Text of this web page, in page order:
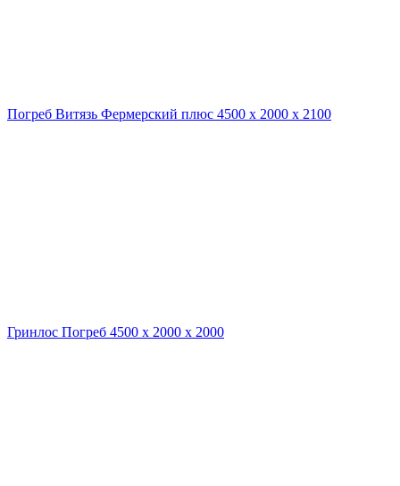
Погреб Витязь Фермерский плюс 4500 х 2000 х 2100
Гринлос Погреб 4500 х 2000 х 2000